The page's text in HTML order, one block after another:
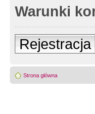
Warunki
Rejestracja
Strona główna